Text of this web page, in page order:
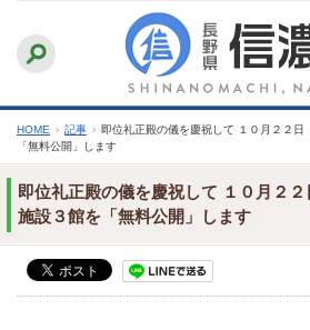
文
へ
ふりがなをつける
文字サイズ
縮小
HOME › 記事 › 即位礼正殿の儀を慶祝して １０月２２日
「無料公開」します
即位礼正殿の儀を慶祝して １０月２
施設３館を「無料公開」します